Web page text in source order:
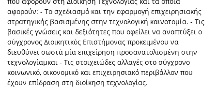
αφορούν: - Το σχεδιασμό και την εφαρμογή επιχειρησιακής
στρατηγικής βασισμένης στην τεχνολογική καινοτομία. - Τις
βασικές γνώσεις και δεξιότητες που οφείλει να αναπτύξει ο
σύγχρονος Διοικητικός Επιστήμονας προκειμένου να
διευθύνει σωστά μία επιχείρηση προσανατολισμένη στην
τεχνολογίαμκαι - Τις στοιχειώδες αλλαγές στο σύγχρονο
κοινωνικό, οικονομικό και επιχειρησιακό περιβάλλον που
έχουν επίδραση στη διοίκηση τεχνολογίας.